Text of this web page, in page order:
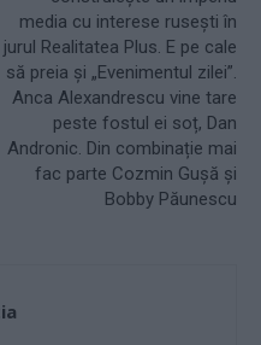
media cu interese rusești în
jurul Realitatea Plus. E pe cale
să preia și „Evenimentul zilei”.
Anca Alexandrescu vine tare
peste fostul ei soț, Dan
Andronic. Din combinație mai
fac parte Cozmin Gușă și
Bobby Păunescu